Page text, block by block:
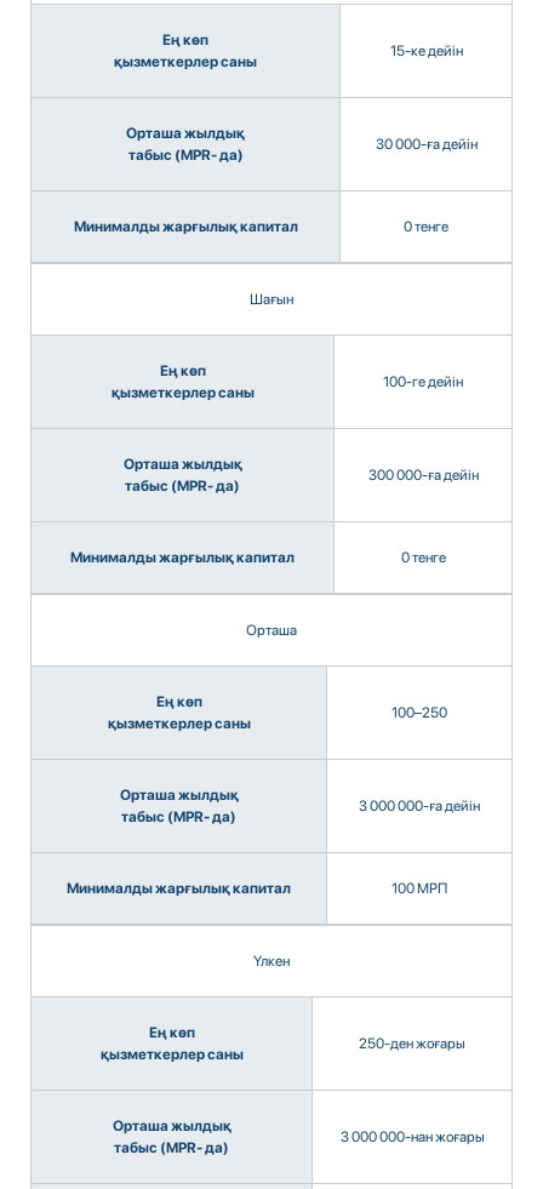
Ең көп
қызметкерлер саны
15-ке дейін
Орташа жылдық
табыс (MPR- да)
30 000-ға дейін
Минималды жарғылық капитал 0 тенге
Шағын
Ең көп
қызметкерлер саны
100-ге дейін
Орташа жылдық
табыс (MPR- да)
300 000-ға дейін
Минималды жарғылық капитал 0 тенге
Орташа
Ең көп
қызметкерлер саны
100–250
Орташа жылдық
табыс (MPR- да)
3 000 000-ға дейін
Минималды жарғылық капитал 100 МРП
Үлкен
Ең көп
қызметкерлер саны
250-ден жоғары
Орташа жылдық
табыс (MPR- да)
3 000 000-нан жоғары